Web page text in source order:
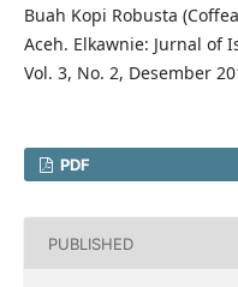
Buah Kopi Robusta
Aceh. Elkawnie: Jurnal of
Vol. 3, No. 2, Desember
PDF
PUBLISHED